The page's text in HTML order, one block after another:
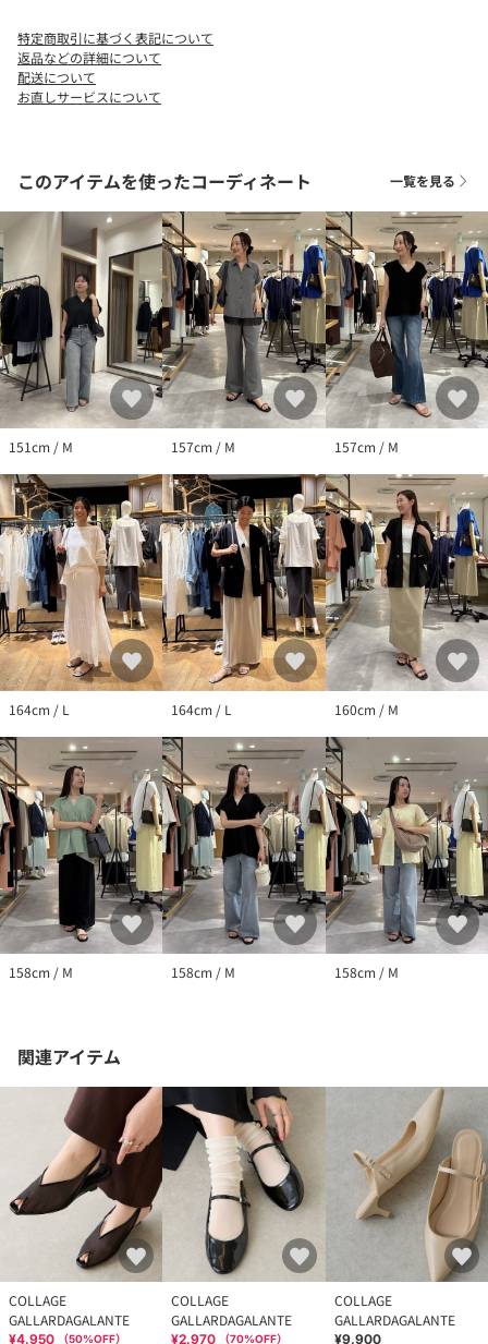
※サンプルで撮影をしております。若干の仕様が変更になる場合
がございますので予めご了承の上ご注文くださいますようお願い
いたします。
※サンプルでの採寸のためあくまで目安となります。予めご了承
特定商取引に基づく表記について
返品などの詳細について
配送について
お直しサービスについて
このアイテムを使ったコーディネート 一覧を見る
151cm / M 157cm / M 157cm / M
164cm / L 164cm / L 160cm / M
158cm / M 158cm / M 158cm / M
関連アイテム
COLLAGE
GALLARDAGALANTE
¥4,950 （50%OFF）
COLLAGE
GALLARDAGALANTE
¥2,970 （70%OFF）
COLLAGE
GALLARDAGALANTE
¥9,900